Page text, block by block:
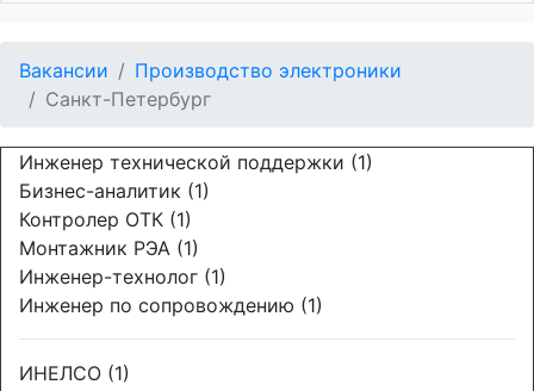
Вакансии
Производство электроники
Санкт-Петербург
Инженер технической поддержки (1)
Бизнес-аналитик (1)
Контролер ОТК (1)
Монтажник РЭА (1)
Инженер-технолог (1)
Инженер по сопровождению (1)
ИНЕЛСО (1)